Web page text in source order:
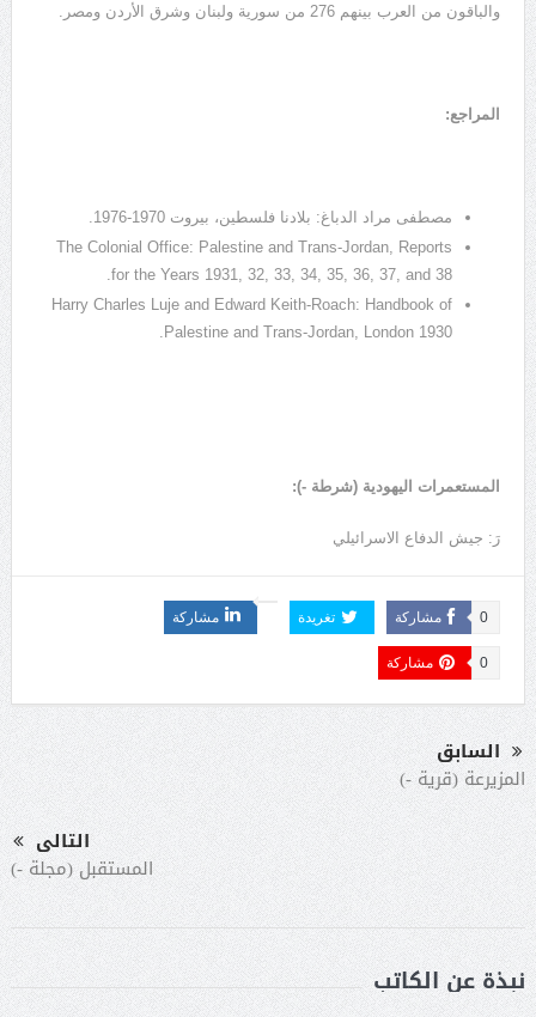
والباقون من العرب بينهم 276 من سورية ولبنان وشرق الأردن ومصر.
المراجع:
مصطفى مراد الدباغ: بلادنا فلسطين، بيروت 1970-1976.
The Colonial Office: Palestine and Trans-Jordan, Reports
for the Years 1931, 32, 33, 34, 35, 36, 37, and 38.
Harry Charles Luje and Edward Keith-Roach: Handbook of
Palestine and Trans-Jordan, London 1930.
المستعمرات اليهودية (شرطة -):
رَ: جيش الدفاع الاسرائيلي
مشاركة 0 تغريدة مشاركة
مشاركة 0
السابق
المزيرعة (قرية -)
التالى
المستقبل (مجلة -)
نبذة عن الكاتب